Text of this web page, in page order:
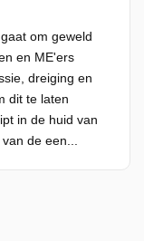
om geweld
en ME'ers
dreiging en
dit te laten
in de huid van
de een...